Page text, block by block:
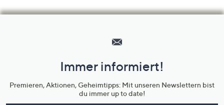
Unternehmensinformationen
Immer informiert!
Premieren, Aktionen, Geheimtipps: Mit unseren Newslettern bist
du immer up to date!